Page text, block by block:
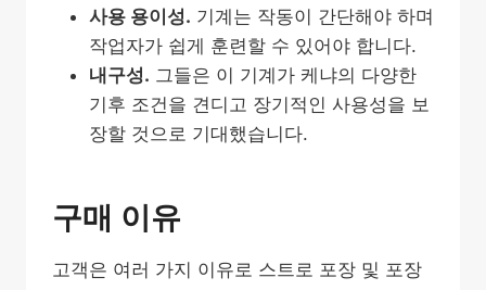
사용 용이성. 기계는 작동이 간단해야 하며
작업자가 쉽게 훈련할 수 있어야 합니다.
내구성. 그들은 이 기계가 케냐의 다양한
기후 조건을 견디고 장기적인 사용성을 보
장할 것으로 기대했습니다.
구매 이유
고객은 여러 가지 이유로 스트로 포장 및 포장